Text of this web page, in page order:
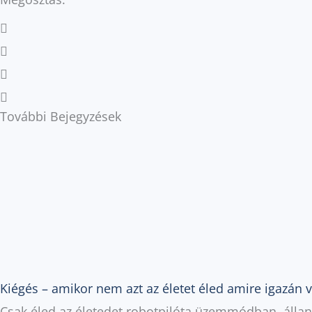
További Bejegyzések
Kiégés – amikor nem azt az életet éled amire igazán